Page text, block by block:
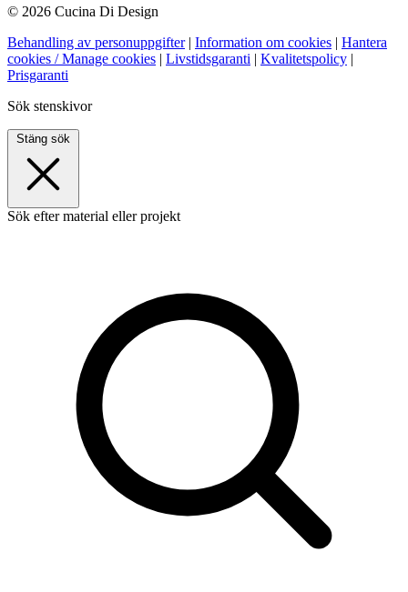
© 2026 Cucina Di Design
Behandling av personuppgifter | Information om cookies | Hantera
cookies / Manage cookies | Livstidsgaranti | Kvalitetspolicy |
Prisgaranti
Sök stenskivor
Stäng sök
Sök efter material eller projekt